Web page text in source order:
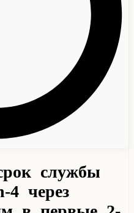
службы
4 через